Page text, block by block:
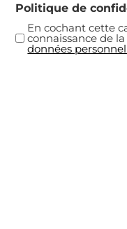
Politique de
En cochant cette
connaissance de la
données